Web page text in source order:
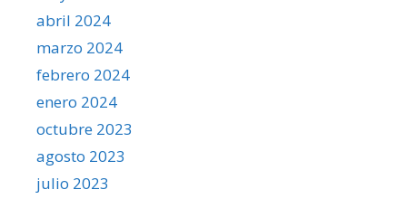
abril 2024
marzo 2024
febrero 2024
enero 2024
octubre 2023
agosto 2023
julio 2023